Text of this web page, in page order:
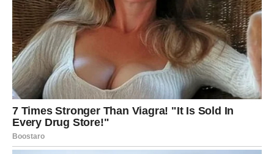
2. Ne pretrpavajte perilicu
Odjeća treba imati dovoljno prostora kako bi se deterdžent
ravnomjerno rasporedio i isprao. Prepun bubanj znači lošije
pranje.
3. Koristite prirodne dodatke
Umjesto agresivnih kemikalija, možete koristiti: